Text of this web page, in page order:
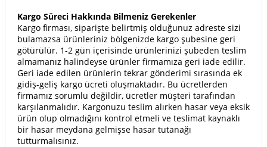
Kargo Süreci Hakkında Bilmeniz Gerekenler
Kargo firması, siparişte belirtmiş olduğunuz adreste sizi
bulamazsa ürünleriniz bölgenizde kargo şubesine geri
götürülür. 1-2 gün içerisinde ürünlerinizi şubeden teslim
almamanız halindeyse ürünler firmamıza geri iade edilir.
Geri iade edilen ürünlerin tekrar gönderimi sırasında ek
gidiş-geliş kargo ücreti oluşmaktadır. Bu ücretlerden
firmamız sorumlu değildir, ücretler müşteri tarafından
karşılanmalıdır. Kargonuzu teslim alırken hasar veya eksik
ürün olup olmadığını kontrol etmeli ve teslimat kaynaklı
bir hasar meydana gelmişse hasar tutanağı
tutturmalısınız.